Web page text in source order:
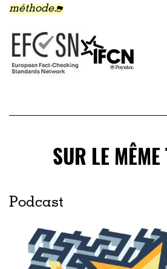
méthode.
SUR LE MÊME
Podcast